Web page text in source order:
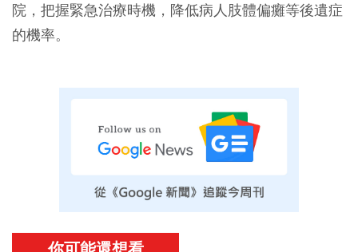
院，把握緊急治療時機，降低病人肢體偏癱等後遺症
的機率。